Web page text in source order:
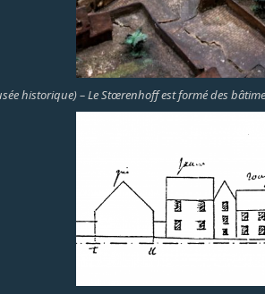
historique) – Le Stœrenhoff est formé des